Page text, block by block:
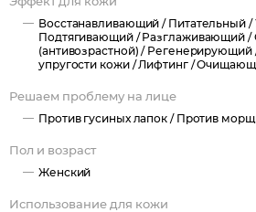
Восстанавливающий / Питательный /
Подтягивающий / Разглаживающий /
(антивозрастной) / Регенерирующий
упругости кожи /Лифтинг /
Решаем проблему на лице
Против гусиных лапок / Против
Пол и возраст
Женский
Использование для кожи